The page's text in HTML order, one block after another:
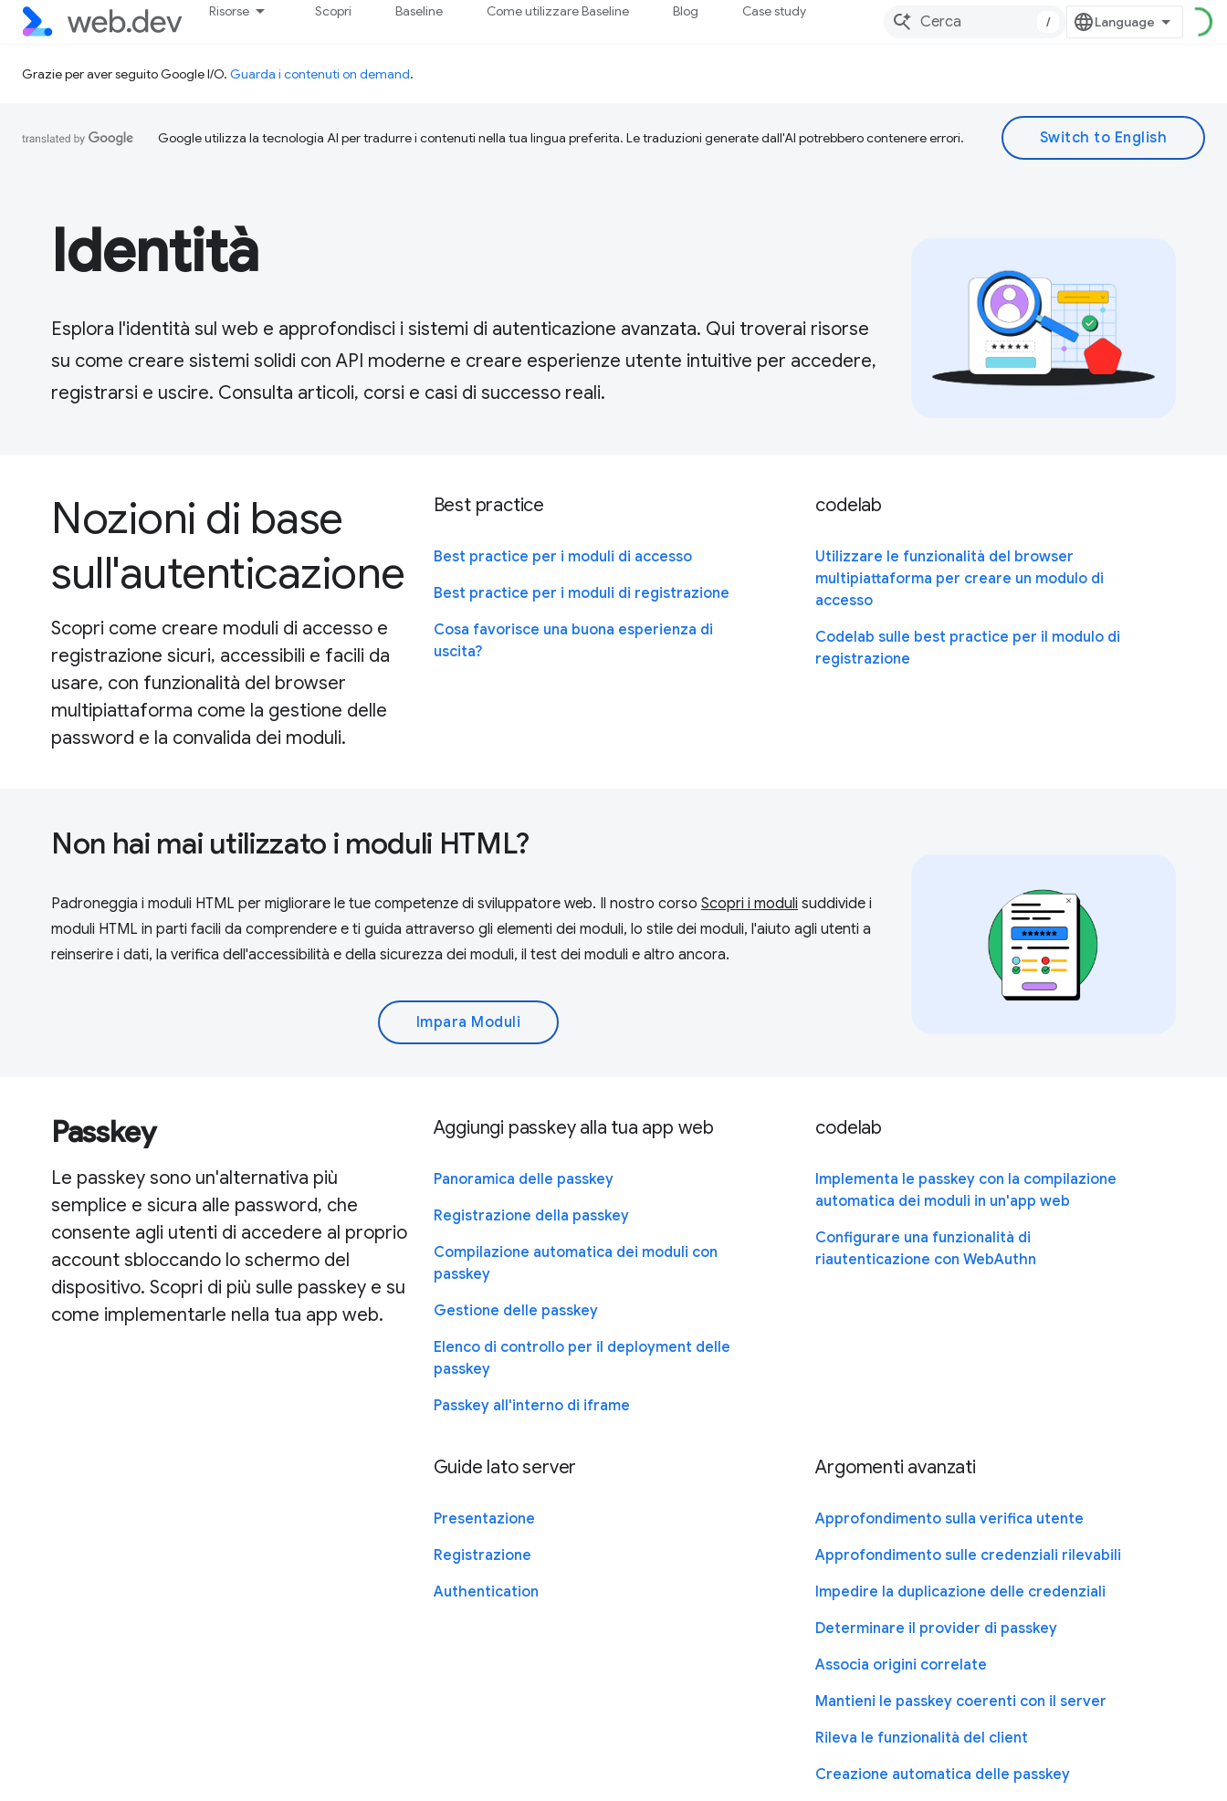
Risorse Scopri Baseline Come utilizzare Baseline Blog Case study
/
Grazie per aver seguito Google I/O. Guarda i contenuti on demand.
Google utilizza la tecnologia AI per tradurre i contenuti nella tua lingua preferita. Le traduzioni generate dall'AI potrebbero contenere errori.
Identità
Esplora l'identità sul web e approfondisci i sistemi di autenticazione avanzata. Qui troverai risorse
su come creare sistemi solidi con API moderne e creare esperienze utente intuitive per accedere,
registrarsi e uscire. Consulta articoli, corsi e casi di successo reali.
Nozioni di base
sull'autenticazione
Scopri come creare moduli di accesso e
registrazione sicuri, accessibili e facili da
usare, con funzionalità del browser
multipiattaforma come la gestione delle
password e la convalida dei moduli.
Best practice
Best practice per i moduli di accesso
Best practice per i moduli di registrazione
Cosa favorisce una buona esperienza di
uscita?
codelab
Utilizzare le funzionalità del browser
multipiattaforma per creare un modulo di
accesso
Codelab sulle best practice per il modulo di
registrazione
Non hai mai utilizzato i moduli HTML?
Padroneggia i moduli HTML per migliorare le tue competenze di sviluppatore web. Il nostro corso Scopri i moduli suddivide i
moduli HTML in parti facili da comprendere e ti guida attraverso gli elementi dei moduli, lo stile dei moduli, l'aiuto agli utenti a
reinserire i dati, la verifica dell'accessibilità e della sicurezza dei moduli, il test dei moduli e altro ancora.
Impara Moduli
Passkey
Le passkey sono un'alternativa più
semplice e sicura alle password, che
consente agli utenti di accedere al proprio
account sbloccando lo schermo del
dispositivo. Scopri di più sulle passkey e su
come implementarle nella tua app web.
Aggiungi passkey alla tua app web
Panoramica delle passkey
Registrazione della passkey
Compilazione automatica dei moduli con
passkey
Gestione delle passkey
Elenco di controllo per il deployment delle
passkey
Passkey all'interno di iframe
codelab
Implementa le passkey con la compilazione
automatica dei moduli in un'app web
Configurare una funzionalità di
riautenticazione con WebAuthn
Guide lato server
Presentazione
Registrazione
Authentication
Argomenti avanzati
Approfondimento sulla verifica utente
Approfondimento sulle credenziali rilevabili
Impedire la duplicazione delle credenziali
Determinare il provider di passkey
Associa origini correlate
Mantieni le passkey coerenti con il server
Rileva le funzionalità del client
Creazione automatica delle passkey